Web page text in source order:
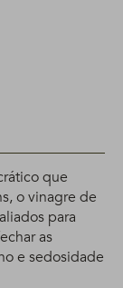
que
o vinagre de
para
as
e sedosidade